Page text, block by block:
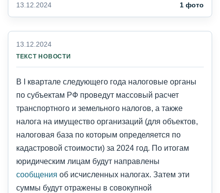
13.12.2024 1 фото
13.12.2024
ТЕКСТ НОВОСТИ
В I квартале следующего года налоговые органы
по субъектам РФ проведут массовый расчет
транспортного и земельного налогов, а также
налога на имущество организаций (для объектов,
налоговая база по которым определяется по
кадастровой стоимости) за 2024 год. По итогам
юридическим лицам будут направлены
сообщения об исчисленных налогах. Затем эти
суммы будут отражены в совокупной